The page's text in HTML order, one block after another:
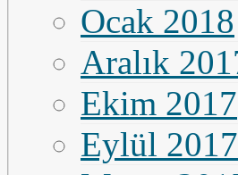
Ocak 2018
Aralık
Ekim 2017
Eylül 2017